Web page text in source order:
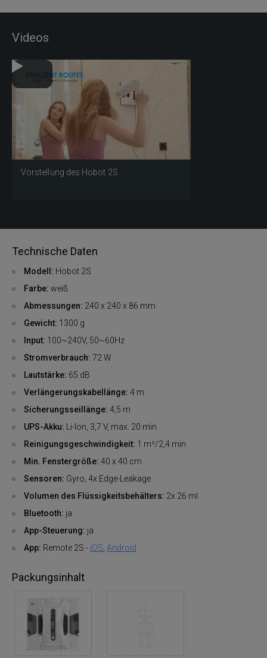
Videos
Vorstellung des Hobot 2S
Technische Daten
Modell: Hobot 2S
Farbe: weiß
Abmessungen: 240 x 240 x 86 mm
Gewicht: 1300 g
Input: 100~240V, 50~60Hz
Stromverbrauch: 72 W
Lautstärke: 65 dB
Verlängerungskabellänge: 4 m
Sicherungsseillänge: 4,5 m
UPS-Akku: Li-Ion, 3,7 V, max. 20 min.
Reinigungsgeschwindigkeit: 1 m²/2,4 min
Min. Fenstergröße: 40 x 40 cm
Sensoren: Gyro, 4x Edge-Leakage
Volumen des Flüssigkeitsbehälters: 2x 26 ml
Bluetooth: ja
App-Steuerung: ja
App: Remote 2S - iOS, Android
Packungsinhalt